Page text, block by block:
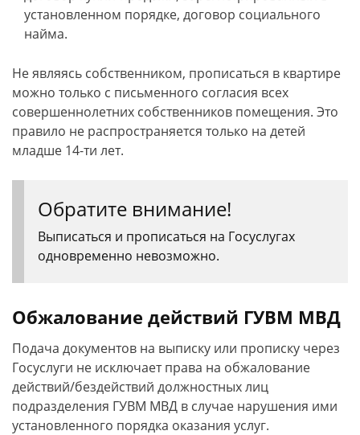
установленном порядке, договор социального
найма.
Не являясь собственником, прописаться в квартире
можно только с письменного согласия всех
совершеннолетних собственников помещения. Это
правило не распространяется только на детей
младше 14-ти лет.
Обратите внимание!
Выписаться и прописаться на Госуслугах
одновременно невозможно.
Обжалование действий ГУВМ МВД
Подача документов на выписку или прописку через
Госуслуги не исключает права на обжалование
действий/бездействий должностных лиц
подразделения ГУВМ МВД в случае нарушения ими
установленного порядка оказания услуг.